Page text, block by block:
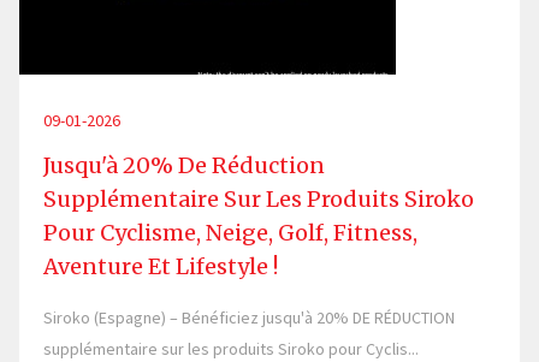
09-01-2026
Jusqu'à 20% De Réduction
Supplémentaire Sur Les Produits Siroko
Pour Cyclisme, Neige, Golf, Fitness,
Aventure Et Lifestyle !
Siroko (Espagne) – Bénéficiez jusqu'à 20% DE RÉDUCTION
supplémentaire sur les produits Siroko pour Cyclis...